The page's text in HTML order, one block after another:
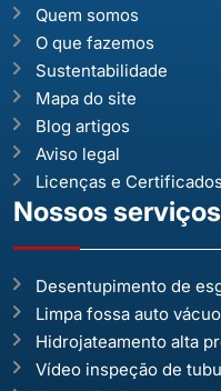
Quem somos
O que fazemos
Sustentabilidade
Mapa do site
Blog artigos
Aviso legal
Licenças e Certificados
Nossos serviços
Desentupimento de
Limpa fossa auto vácuo
Hidrojateamento alta
Vídeo inspeção de